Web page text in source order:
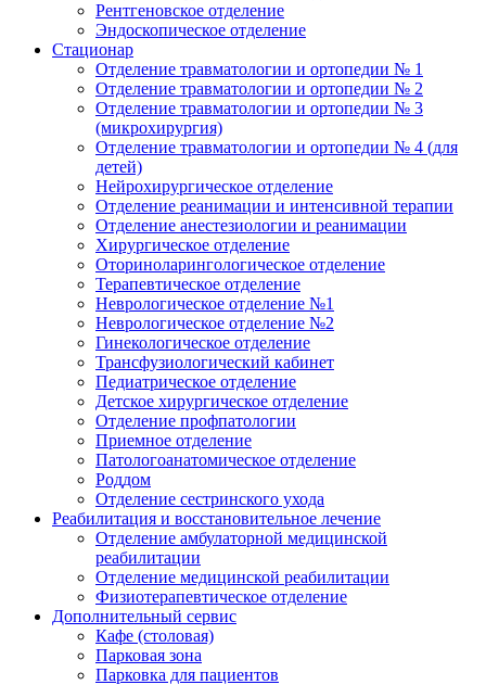
Рентгеновское отделение
Эндоскопическое отделение
Стационар
Отделение травматологии и ортопедии № 1
Отделение травматологии и ортопедии № 2
Отделение травматологии и ортопедии № 3
(микрохирургия)
Отделение травматологии и ортопедии № 4 (для
детей)
Нейрохирургическое отделение
Отделение реанимации и интенсивной терапии
Отделение анестезиологии и реанимации
Хирургическое отделение
Оториноларингологическое отделение
Терапевтическое отделение
Неврологическое отделение №1
Неврологическое отделение №2
Гинекологическое отделение
Трансфузиологический кабинет
Педиатрическое отделение
Детское хирургическое отделение
Отделение профпатологии
Приемное отделение
Патологоанатомическое отделение
Роддом
Отделение сестринского ухода
Реабилитация и восстановительное лечение
Отделение амбулаторной медицинской
реабилитации
Отделение медицинской реабилитации
Физиотерапевтическое отделение
Дополнительный сервис
Кафе (столовая)
Парковая зона
Парковка для пациентов